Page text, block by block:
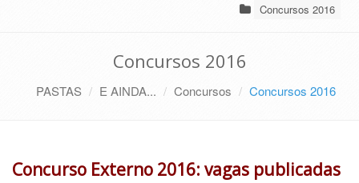
Concursos 2016
Concursos 2016
PASTAS E AINDA... Concursos Concursos 2016
Concurso Externo 2016: vagas publicadas